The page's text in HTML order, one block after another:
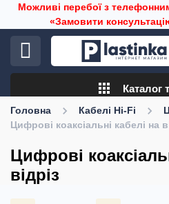
Можливі перебої з
«Замовити
apps Каталог
Головна Кабелі Hi-Fi
Цифрові коаксіальні кабелі на
Цифрові
відріз